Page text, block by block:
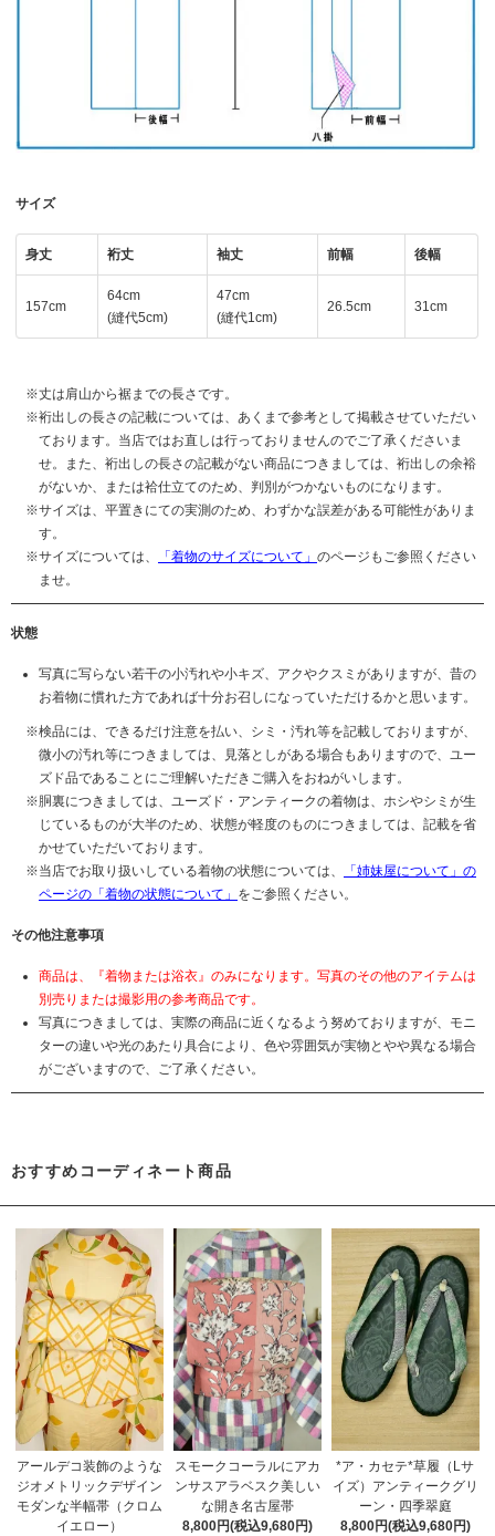
サイズ
身丈 裄丈 袖丈 前幅 後幅
157cm
64cm
(縫代5cm)
47cm
(縫代1cm)
26.5cm 31cm
丈は肩山から裾までの長さです。
裄出しの長さの記載については、あくまで参考として掲載させていただい
ております。当店ではお直しは行っておりませんのでご了承くださいま
せ。また、裄出しの長さの記載がない商品につきましては、裄出しの余裕
がないか、または袷仕立てのため、判別がつかないものになります。
サイズは、平置きにての実測のため、わずかな誤差がある可能性がありま
す。
サイズについては、
「着物のサイズについて」 のページもご参照ください
ませ。
状態
写真に写らない若干の小汚れや小キズ、アクやクスミがありますが、昔の
お着物に慣れた方であれば十分お召しになっていただけるかと思います。
検品には、できるだけ注意を払い、シミ・汚れ等を記載しておりますが、
微小の汚れ等につきましては、見落としがある場合もありますので、ユー
ズド品であることにご理解いただきご購入をおねがいします。
胴裏につきましては、ユーズド・アンティークの着物は、ホシやシミが生
じているものが大半のため、状態が軽度のものにつきましては、記載を省
かせていただいております。
当店でお取り扱いしている着物の状態については、
「姉妹屋について」の
ページの「着物の状態について」 をご参照ください。
その他注意事項
商品は、『着物または浴衣』のみになります。写真のその他のアイテムは
別売りまたは撮影用の参考商品です。
写真につきましては、実際の商品に近くなるよう努めておりますが、モニ
ターの違いや光のあたり具合により、色や雰囲気が実物とやや異なる場合
がございますので、ご了承ください。
おすすめコーディネート商品
アールデコ装飾のような
ジオメトリックデザイン
モダンな半幅帯（クロム
イエロー）
スモークコーラルにアカ
ンサスアラベスク美しい
な開き名古屋帯
8,800円(税込9,680円)
*ア・カセテ*草履（Lサ
イズ）アンティークグリ
ーン・四季翠庭
8,800円(税込9,680円)